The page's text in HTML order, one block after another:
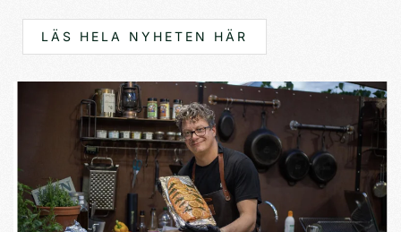
LÄS HELA NYHETEN HÄR